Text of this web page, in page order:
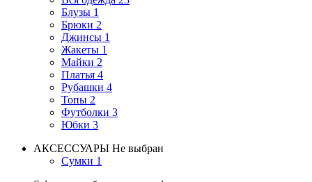
Блузы 1
Брюки 2
Джинсы 1
Жакеты 1
Майки 2
Платья 4
Рубашки 4
Топы 2
Футболки 3
Юбки 3
АКСЕССУАРЫ Не выбран
Сумки 1